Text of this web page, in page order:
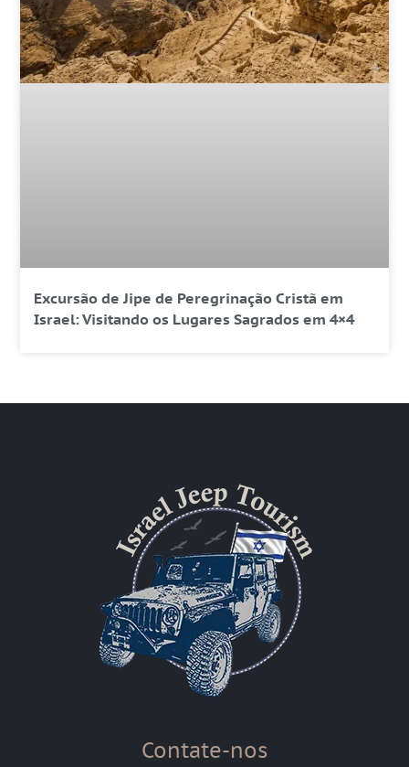
Excursão de Jipe de Peregrinação Cristã em
Israel: Visitando os Lugares Sagrados em 4×4
Contate-nos